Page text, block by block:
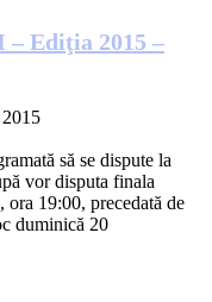
Ediţia 2015 –
să se dispute la
vor disputa finala
19:00, precedată de
duminică 20